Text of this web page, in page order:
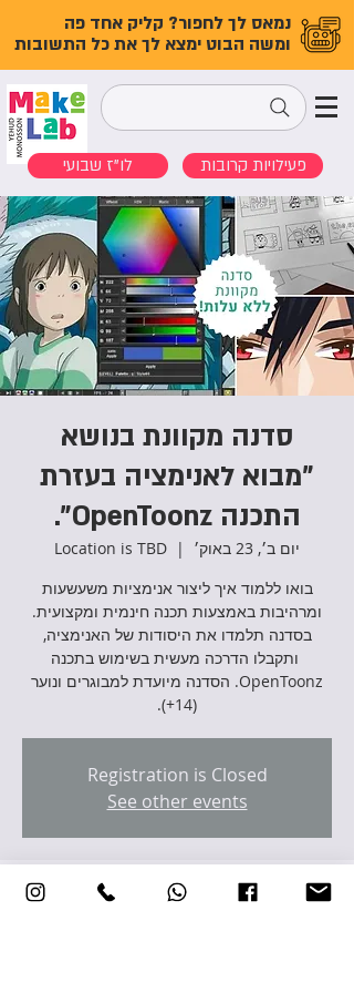
נמאס לך לחפור? קליק אחד פה
ומשה הבוט ימצא לך את כל התשובות
לו"ז שבועי פעילויות קרובות
סדנה מקוונת בנושא
"מבוא לאנימציה בעזרת
התכנה OpenToonz".
יום ב׳, 23 באוק׳
  |
Location is TBD
בואו ללמוד איך ליצור אנימציות משעשעות
ומרהיבות באמצעות תכנה חינמית ומקצועית.
בסדנה תלמדו את היסודות של האנימציה,
ותקבלו הדרכה מעשית בשימוש בתכנה
OpenToonz. הסדנה מיועדת למבוגרים ונוער
(14+).
Registration is Closed
See other events
זמן ומיקום